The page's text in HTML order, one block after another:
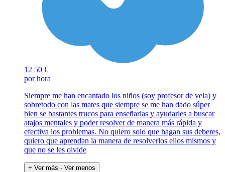
12 50 €
por hora
Siempre me han encantado los niños (soy profesor de vela) y
sobretodo con las mates que siempre se me han dado súper
bien se bastantes trucos para enseñarlas y ayudarles a buscar
atajos mentales y poder resolver de manera más rápida y
efectiva los problemas. No quiero solo que hagan sus deberes,
quiero que aprendan la manera de resolverlos ellos mismos y
que no se les olvide
+ Ver más - Ver menos